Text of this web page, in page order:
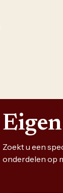
Zoekt u een
onderdelen op